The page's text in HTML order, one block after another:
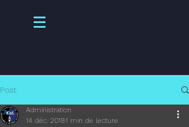
Post
Administration
14 déc. 20181 min de lecture